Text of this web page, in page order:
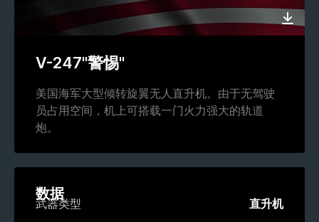
V-247"警惕"
美国海军大型倾转旋翼无人直升机。由于无驾驶
员占用空间，机上可搭载一门火力强大的轨道
炮。
数据
武器类型 直升机